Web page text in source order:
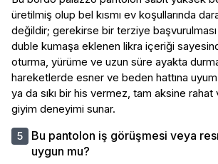
üretilmiş olup bel kısmı ev koşullarında
değildir; gerekirse bir terziye
duble kumaşa eklenen likra içeriği
oturma, yürüme ve uzun süre ayakta
hareketlerde esner ve beden hattına
ya da sıkı bir his vermez, tam aksine
giyim deneyimi sunar.
Bu pantolon iş görüşmesi veya
uygun mu?